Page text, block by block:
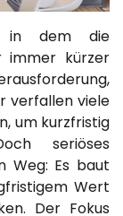
in dem die
immer kürzer
verfallen viele
um kurzfristig
seriöses
Weg: Es baut
Wert
Der Fokus